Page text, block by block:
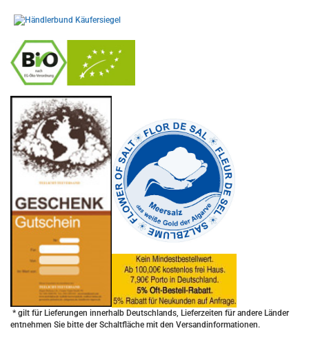
* gilt für Lieferungen innerhalb Deutschlands, Lieferzeiten für andere Länder
entnehmen Sie bitte der Schaltfläche mit den Versandinformationen.